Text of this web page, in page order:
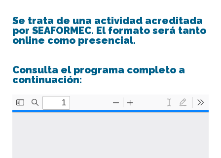
Se trata de una actividad acreditada
por SEAFORMEC. El formato será tanto
online como presencial.
Consulta el programa completo a
continuación: